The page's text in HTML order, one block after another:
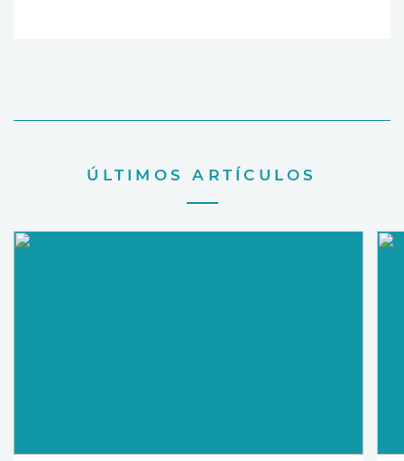
ÚLTIMOS ARTÍCULOS